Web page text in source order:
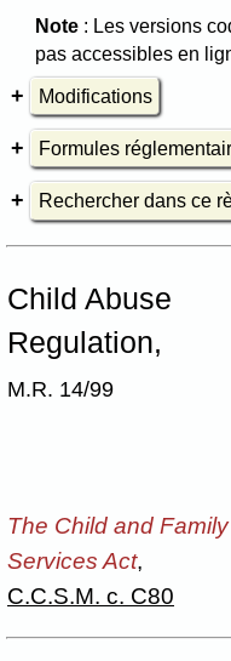
Note: Les versions
pas accessibles en
Modifications
Formules
Rechercher dans ce
Child Abuse
Regulation,
M.R. 14/99
The Child and Family
Services Act,
C.C.S.M. c. C80